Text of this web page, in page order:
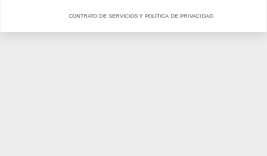
CONTRATO DE SERVICIOS Y POLÍTICA DE PRIVACIDAD